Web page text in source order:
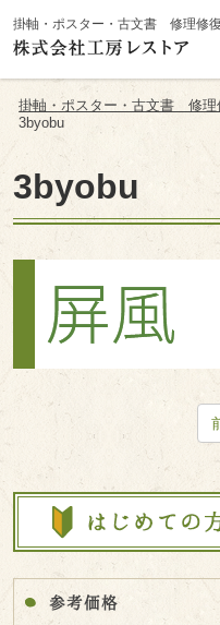
掛軸・ポスター・古文書 修理修
掛軸・ポスター・古文書 修理
3byobu
3byobu
参考価格
Site
Footer